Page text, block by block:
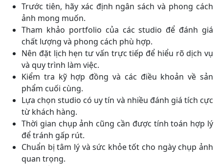
Trước tiên, hãy xác định ngân sách và phong cách
ảnh mong muốn.
Tham khảo portfolio của các studio để đánh giá
chất lượng và phong cách phù hợp.
Nên đặt lịch hẹn tư vấn trực tiếp để hiểu rõ dịch vụ
và quy trình làm việc.
Kiểm tra kỹ hợp đồng và các điều khoản về sản
phẩm cuối cùng.
Lựa chọn studio có uy tín và nhiều đánh giá tích cực
từ khách hàng.
Thời gian chụp ảnh cũng cần được tính toán hợp lý
để tránh gấp rút.
Chuẩn bị tâm lý và sức khỏe tốt cho ngày chụp ảnh
quan trọng.